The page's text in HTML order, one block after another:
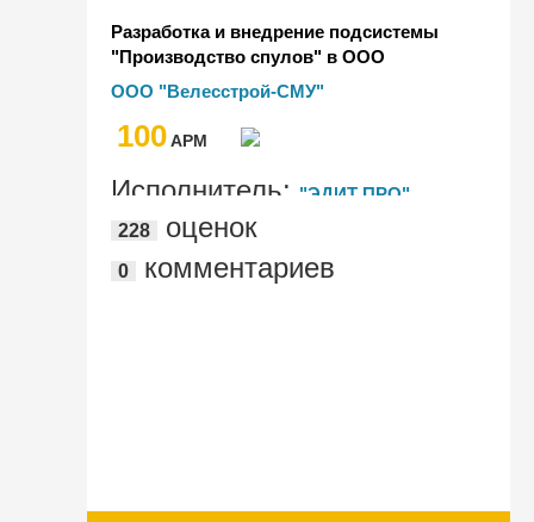
Разработка и внедрение подсистемы
"Производство спулов" в ООО
"Велесстрой СМУ" на базе
программного продукта "1С:ERP
Управление строительной
ООО "Велесстрой-СМУ"
100AРМ
Исполнитель: "ЭДИТ ПРО"
228
оценок
0 комментариев